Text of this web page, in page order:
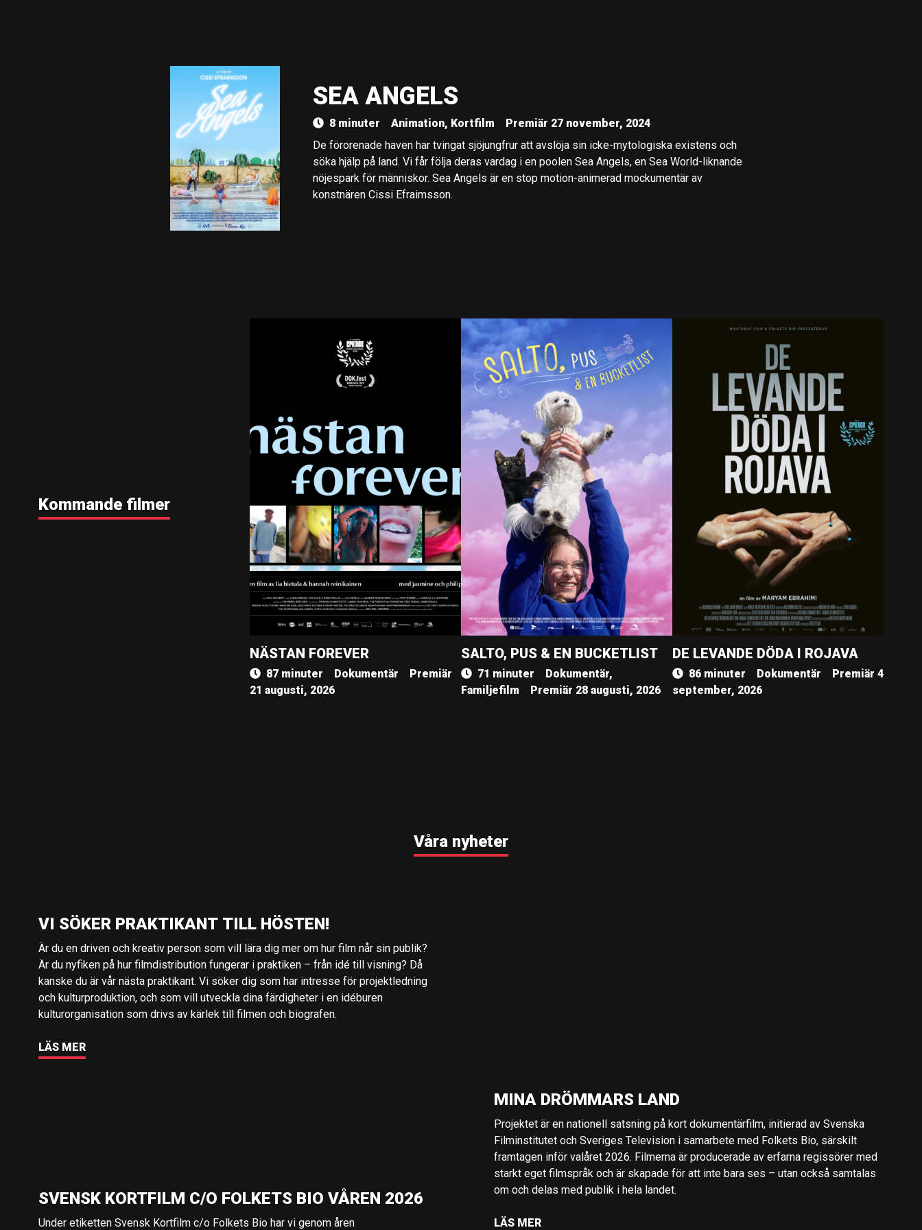
SEA ANGELS
8 minuter Animation, Kortfilm
Premiär 27 november, 2024
De förorenade haven har tvingat sjöjungfrur att avslöja sin icke-mytologiska existens och
söka hjälp på land. Vi får följa deras vardag i en poolen Sea Angels, en Sea World-liknande
nöjespark för människor. Sea Angels är en stop motion-animerad mockumentär av
konstnären Cissi Efraimsson.
Kommande filmer
NÄSTAN FOREVER
87 minuter Dokumentär
Premiär
21 augusti, 2026
SALTO, PUS & EN BUCKETLIST
71 minuter
Dokumentär,
Familjefilm
Premiär 28 augusti, 2026
DE LEVANDE DÖDA I ROJAVA
86 minuter Dokumentär
Premiär 4
september, 2026
Våra nyheter
VI SÖKER PRAKTIKANT TILL HÖSTEN!
Är du en driven och kreativ person som vill lära dig mer om hur film når sin publik?
Är du nyfiken på hur filmdistribution fungerar i praktiken – från idé till visning? Då
kanske du är vår nästa praktikant. Vi söker dig som har intresse för projektledning
och kulturproduktion, och som vill utveckla dina färdigheter i en idéburen
kulturorganisation som drivs av kärlek till filmen och biografen.
LÄS MER
MINA DRÖMMARS LAND
Projektet är en nationell satsning på kort dokumentärfilm, initierad av Svenska
Filminstitutet och Sveriges Television i samarbete med Folkets Bio, särskilt
framtagen inför valåret 2026. Filmerna är producerade av erfarna regissörer med
starkt eget filmspråk och är skapade för att inte bara ses – utan också samtalas
om och delas med publik i hela landet.
LÄS MER
SVENSK KORTFILM C/O FOLKETS BIO VÅREN 2026
Under etiketten Svensk Kortfilm c/o Folkets Bio har vi genom åren